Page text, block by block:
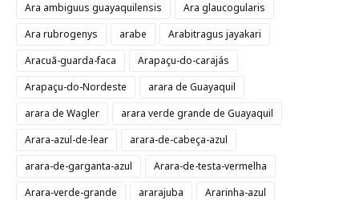
Ara ambiguus guayaquilensis
Ara glaucogularis
Ara rubrogenys
arabe
Arabitragus jayakari
Aracuã-guarda-faca
Arapaçu-do-carajás
Arapaçu-do-Nordeste
arara de Guayaquil
arara de Wagler
arara verde grande de Guayaquil
Arara-azul-de-lear
arara-de-cabeça-azul
arara-de-garganta-azul
Arara-de-testa-vermelha
Arara-verde-grande
ararajuba
Ararinha-azul